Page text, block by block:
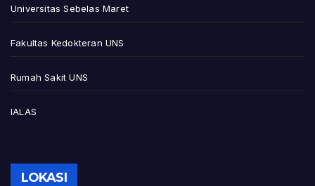
Universitas Sebelas Maret
Fakultas Kedokteran UNS
Rumah Sakit UNS
IALAS
LOKASI